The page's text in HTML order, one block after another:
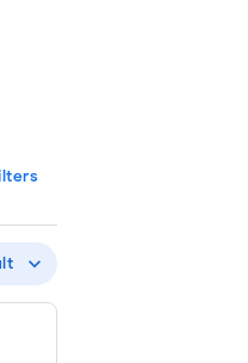
expand_more